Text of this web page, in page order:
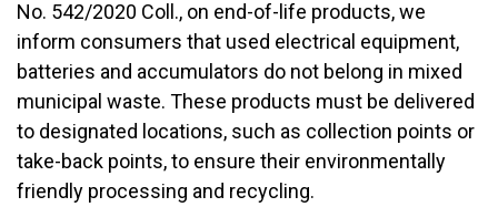
No. 542/2020 Coll., on end-of-life products, we
inform consumers that used electrical equipment,
batteries and accumulators do not belong in mixed
municipal waste. These products must be delivered
to designated locations, such as collection points or
take-back points, to ensure their environmentally
friendly processing and recycling.​